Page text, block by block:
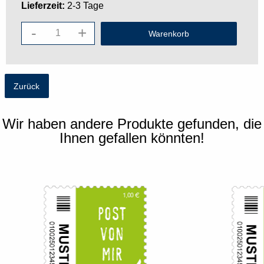
Lieferzeit: 2-3 Tage
- +
Zurück
Wir haben andere Produkte gefunden, die
Ihnen gefallen könnten!